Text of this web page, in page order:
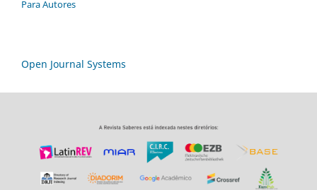
Para Autores
Open Journal Systems